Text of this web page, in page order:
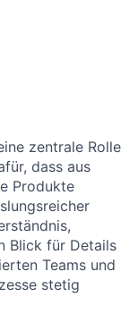
zentrale Rolle
dass aus
Produkte
Blick für Details
Teams und
stetig